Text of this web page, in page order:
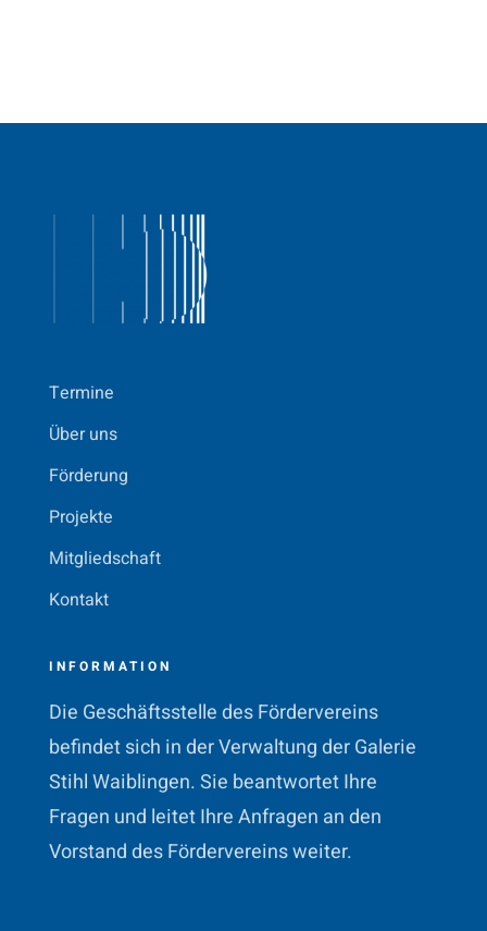
Termine
Über uns
Förderung
Projekte
Mitgliedschaft
Kontakt
INFORMATION
Die Geschäftsstelle des Fördervereins
befindet sich in der Verwaltung der Galerie
Stihl Waiblingen. Sie beantwortet Ihre
Fragen und leitet Ihre Anfragen an den
Vorstand des Fördervereins weiter.